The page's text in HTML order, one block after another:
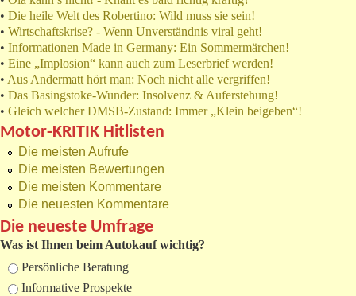
• Die heile Welt des Robertino: Wild muss sie sein!
• Wirtschaftskrise? - Wenn Unverständnis viral geht!
• Informationen Made in Germany: Ein Sommermärchen!
• Eine „Implosion“ kann auch zum Leserbrief werden!
• Aus Andermatt hört man: Noch nicht alle vergriffen!
• Das Basingstoke-Wunder: Insolvenz & Auferstehung!
• Gleich welcher DMSB-Zustand: Immer „Klein beigeben“!
Motor-KRITIK Hitlisten
Die meisten Aufrufe
Die meisten Bewertungen
Die meisten Kommentare
Die neuesten Kommentare
Die neueste Umfrage
Was ist Ihnen beim Autokauf wichtig?
Auswahlmöglichkeiten
Persönliche Beratung
Informative Prospekte